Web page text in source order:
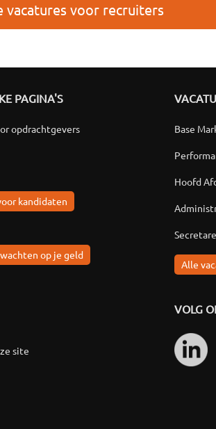
vacatures voor recruiters
PAGINA'S
opdrachtgevers
kandidaten
op je geld
site
Base
Hoofd
Alle
VOLG